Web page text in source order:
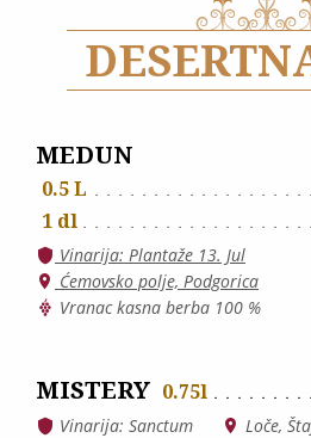
MEDUN
0.5 L
1 dl
Vinarija: Plantaže 13. Jul
Ćemovsko polje, Podgorica
Vranac kasna berba 100 %
MISTERY 0.75l
Vinarija: Sanctum
Loče,